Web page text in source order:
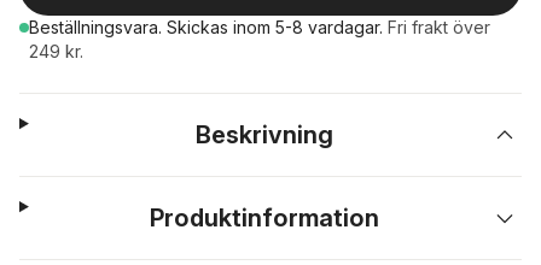
Beställningsvara. Skickas inom 5-8 vardagar. Fri frakt över
249 kr.
Beskrivning
Produktinformation